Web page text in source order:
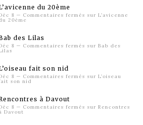
du 20ème
8 — Commentaires fermés sur L’avicenne
20ème
des Lilas
8 — Commentaires fermés sur Bab des
fait son nid
8 — Commentaires fermés sur L’oiseau
son nid
à Davout
8 — Commentaires fermés sur Rencontres
Davout